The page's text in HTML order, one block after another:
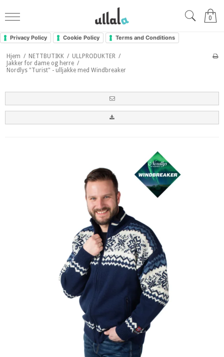
Privacy Policy Cookie Policy Terms and Conditions
0
Hjem / NETTBUTIKK / ULLPRODUKTER /
Jakker for dame og herre /
Nordlys "Turist" - ulljakke med Windbreaker